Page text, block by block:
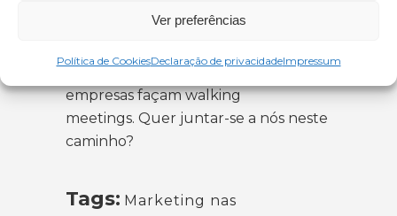
Ver preferências
Política de CookiesDeclaração de privacidadeImpressum
Departamento de Marketing.
A nossa visão é que um dia todas as
empresas façam walking
meetings. Quer juntar-se a nós neste
caminho?
Tags: Marketing nas